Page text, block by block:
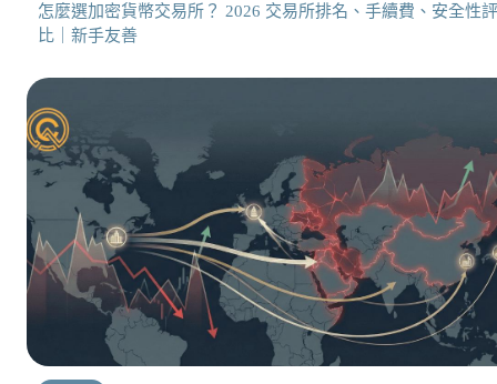
怎麼選加密貨幣交易所？ 2026 交易所排名、手續費、安全性評
比｜新手友善